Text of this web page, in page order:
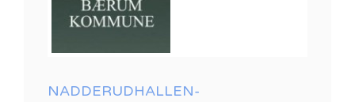
NADDERUDHALLEN-